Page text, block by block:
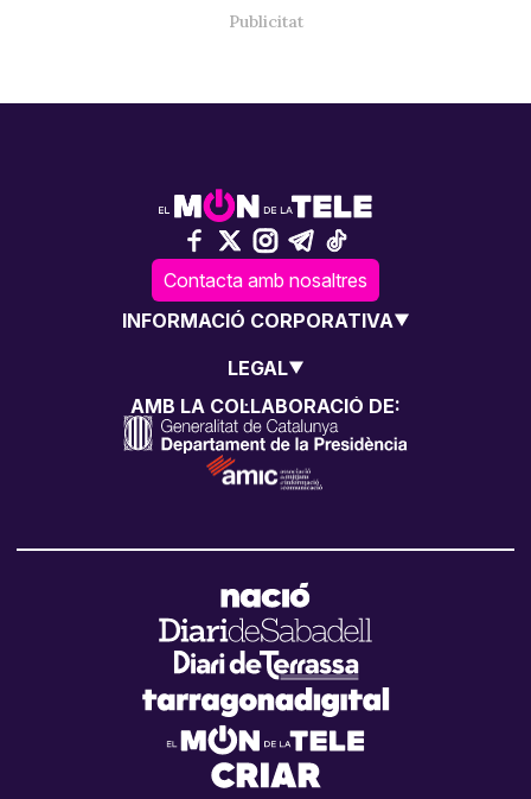
Contacta amb nosaltres
INFORMACIÓ CORPORATIVA
LEGAL
AMB LA COL·LABORACIÓ DE: